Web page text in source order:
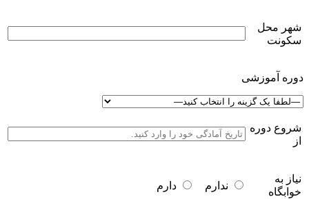
شهر محل
سکونت
دوره آموزشی
شروع دوره
از
نیاز به
خوابگاه
ندارم دارم